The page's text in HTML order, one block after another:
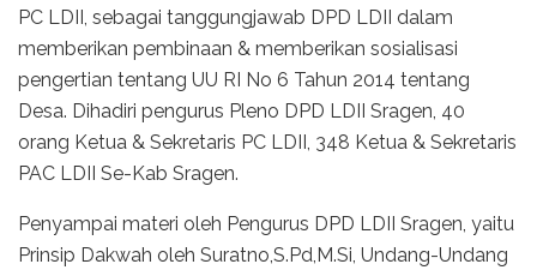
PC LDII, sebagai tanggungjawab DPD LDII dalam
memberikan pembinaan & memberikan sosialisasi
pengertian tentang UU RI No 6 Tahun 2014 tentang
Desa. Dihadiri pengurus Pleno DPD LDII Sragen, 40
orang Ketua & Sekretaris PC LDII, 348 Ketua & Sekretaris
PAC LDII Se-Kab Sragen.
Penyampai materi oleh Pengurus DPD LDII Sragen, yaitu
Prinsip Dakwah oleh Suratno,S.Pd,M.Si, Undang-Undang